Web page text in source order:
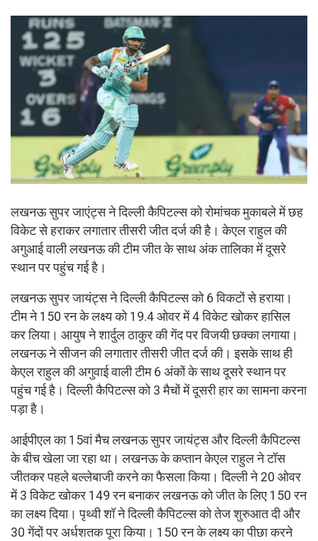
लखनऊ सुपर जाएंट्स ने दिल्ली कैपिटल्स को रोमांचक मुकाबले में छह
विकेट से हराकर लगातार तीसरी जीत दर्ज की है। केएल राहुल की
अगुआई वाली लखनऊ की टीम जीत के साथ अंक तालिका में दूसरे
स्थान पर पहुंच गई है।
लखनऊ सुपर जायंट्स ने दिल्ली कैपिटल्स को 6 विकटों से हराया।
टीम ने 150 रन के लक्ष्य को 19.4 ओवर में 4 विकेट खोकर हासिल
कर लिया। आयुष ने शार्दुल ठाकुर की गेंद पर विजयी छक्का लगाया।
लखनऊ ने सीजन की लगातार तीसरी जीत दर्ज की। इसके साथ ही
केएल राहुल की अगुवाई वाली टीम 6 अंकों के साथ दूसरे स्थान पर
पहुंच गई है। दिल्ली कैपिटल्स को 3 मैचों में दूसरी हार का सामना करना
पड़ा है।
आईपीएल का 15वां मैच लखनऊ सुपर जायंट्स और दिल्ली कैपिटल्स
के बीच खेला जा रहा था। लखनऊ के कप्तान केएल राहुल ने टॉस
जीतकर पहले बल्लेबाजी करने का फैसला किया। दिल्ली ने 20 ओवर
में 3 विकेट खोकर 149 रन बनाकर लखनऊ को जीत के लिए 150 रन
का लक्ष्य दिया। पृथ्वी शॉ ने दिल्ली कैपिटल्स को तेज शुरुआत दी और
30 गेंदों पर अर्धशतक पूरा किया। 150 रन के लक्ष्य का पीछा करने